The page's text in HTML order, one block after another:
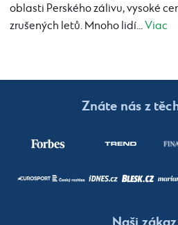
oblasti Perského zálivu, vysoké
zrušených letů. Mnoho lidí...Viac
Znáte nás z